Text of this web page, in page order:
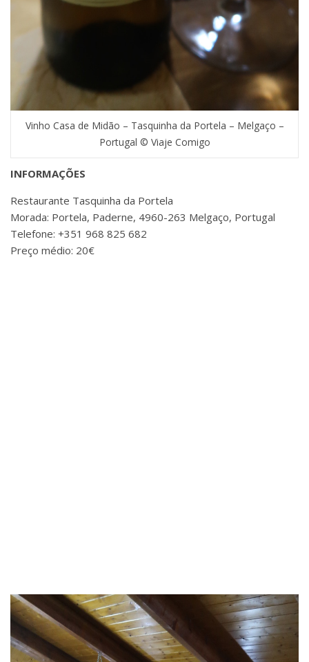
Vinho Casa de Midão – Tasquinha da Portela – Melgaço –
Portugal © Viaje Comigo
INFORMAÇÕES
Restaurante Tasquinha da Portela
Morada: Portela, Paderne, 4960-263 Melgaço, Portugal
Telefone: +351 968 825 682
Preço médio: 20€